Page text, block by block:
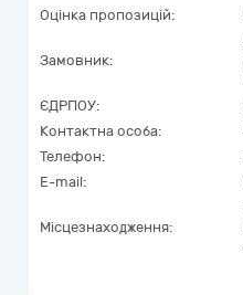
Оцінка пропозицій:
Замовник:
ЄДРПОУ:
Контактна особа:
Телефон:
E-mail:
Місцезнаходження: